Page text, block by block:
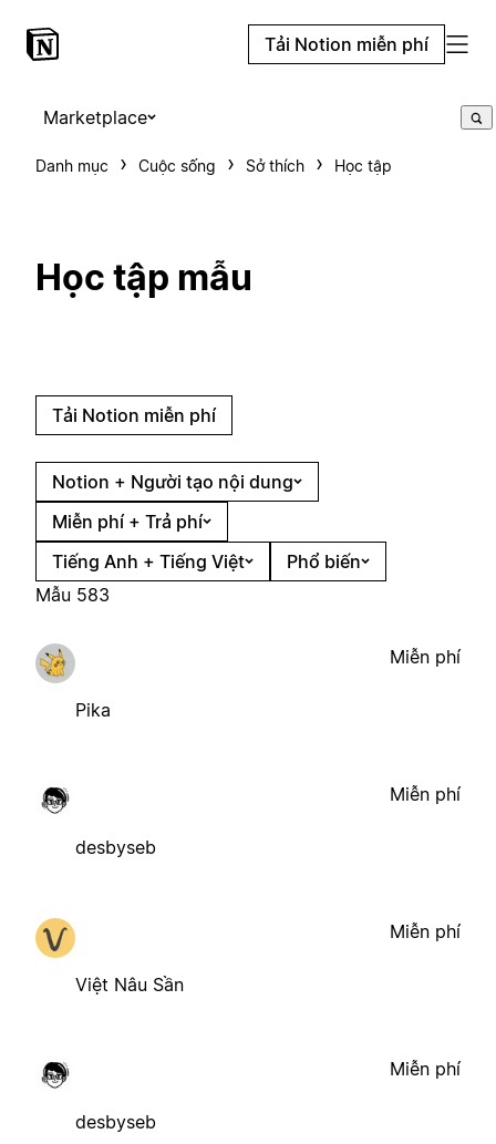
Tải Notion miễn phí
Marketplace
Danh mục Cuộc sống Sở thích Học tập
Học tập mẫu
Tải Notion miễn phí
Notion + Người tạo nội dung
Miễn phí + Trả phí
Tiếng Anh + Tiếng Việt
Phổ biến
Mẫu 583
Pika
Miễn phí
desbyseb
Miễn phí
Việt Nâu Sần
Miễn phí
desbyseb
Miễn phí